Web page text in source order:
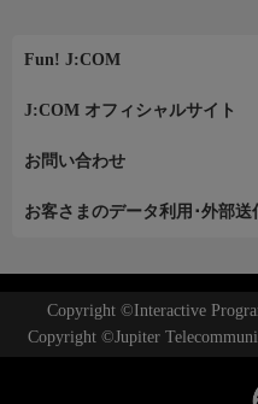
Fun! J:COM
J:COM オフィシャルサイト
お問い合わせ
お客さまのデータ利用･外部送
Copyright ©Interactive
Copyright ©Jupiter